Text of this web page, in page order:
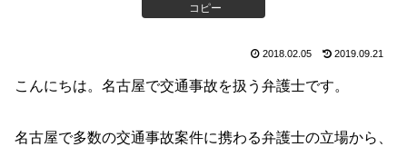
コピー
2018.02.05 2019.09.21
こんにちは。名古屋で交通事故を扱う弁護士です。
名古屋で多数の交通事故案件に携わる弁護士の立場から、